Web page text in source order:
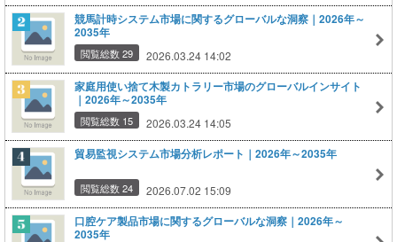
競馬計時システム市場に関するグローバルな洞察｜2026年～
2035年
閲覧総数 29 2026.03.24 14:02
家庭用使い捨て木製カトラリー市場のグローバルインサイト
｜2026年～2035年
閲覧総数 15 2026.03.24 14:05
貿易監視システム市場分析レポート｜2026年～2035年
閲覧総数 24 2026.07.02 15:09
口腔ケア製品市場に関するグローバルな洞察｜2026年～
2035年